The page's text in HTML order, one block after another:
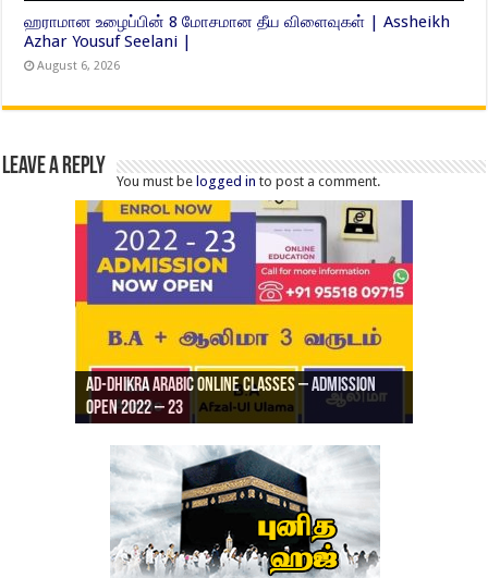
ஹராமான உழைப்பின் 8 மோசமான தீய விளைவுகள் | Assheikh
Azhar Yousuf Seelani |
August 6, 2026
Leave a Reply
You must belogged in to post a comment.
Ad-Dhikra Arabic Online Classes – Admission
Open 2022 – 23
Ad-Dhikra Arabic Online Classes – BA Arabic
AD DHIKRA ARABIC COLLEGE ADMISSION
ரியாத் ஜும்ஆ தமிழாக்கம், Jamia Al Hajiri
Masjid (Kuwait Masjid), Malaz, Riyadh